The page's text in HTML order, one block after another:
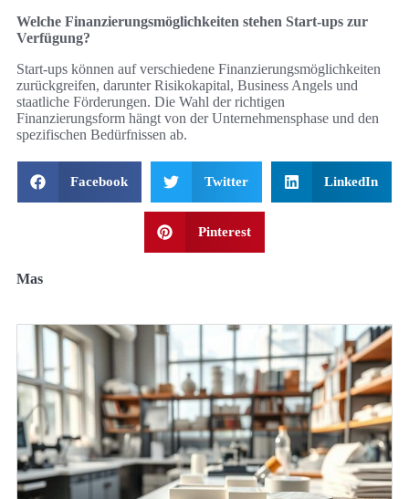
Welche Finanzierungsmöglichkeiten stehen Start-ups zur
Verfügung?
Start-ups können auf verschiedene Finanzierungsmöglichkeiten
zurückgreifen, darunter Risikokapital, Business Angels und
staatliche Förderungen. Die Wahl der richtigen
Finanzierungsform hängt von der Unternehmensphase und den
spezifischen Bedürfnissen ab.
Facebook Twitter LinkedIn
Pinterest
Mas